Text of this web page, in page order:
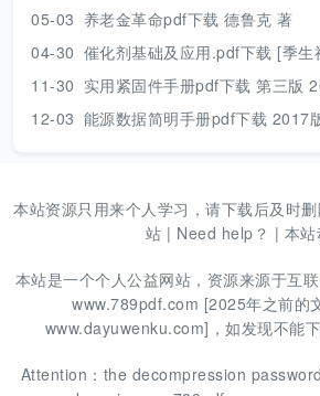
05-03 养老金革命pdf下载 德鲁克 著
04-30 催化剂基础及应用.pdf下载 [季生福 张谦
11-30 实用紧固件手册pdf下载 第三版
12-03 能源数据简明手册pdf下载 2017
本站资源只用来个人学习，请下载后及时删
站 | Need help？ | 本
本站是一个个人公益网站，资源来源于互
www.789pdf.com [2025年之前的
www.dayuwenku.com]，如发现不能下
Attention：the decompression